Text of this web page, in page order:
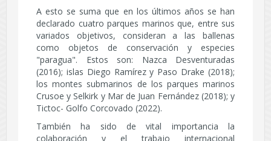
A esto se suma que en los últimos años se han
declarado cuatro parques marinos que, entre sus
variados objetivos, consideran a las ballenas
como objetos de conservación y especies
"paragua". Estos son: Nazca Desventuradas
(2016); islas Diego Ramírez y Paso Drake (2018);
los montes submarinos de los parques marinos
Crusoe y Selkirk y Mar de Juan Fernández (2018); y
Tictoc- Golfo Corcovado (2022).
También ha sido de vital importancia la
colaboración y el trabajo internacional